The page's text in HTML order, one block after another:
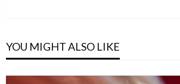
YOU MIGHT ALSO LIKE